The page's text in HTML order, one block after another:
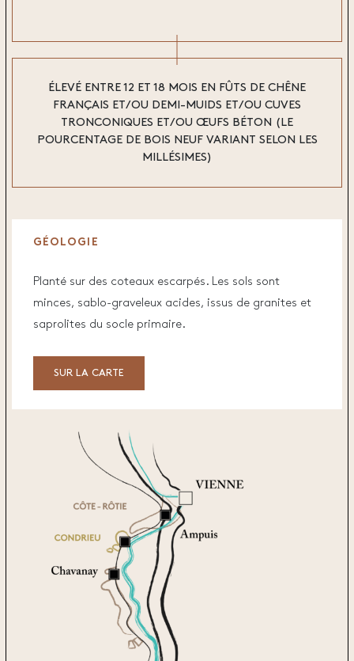
ÉLEVÉ ENTRE 12 ET 18 MOIS EN FÛTS DE CHÊNE
FRANÇAIS ET/OU DEMI-MUIDS ET/OU CUVES
TRONCONIQUES ET/OU ŒUFS BÉTON (LE
POURCENTAGE DE BOIS NEUF VARIANT SELON LES
MILLÉSIMES)
GÉOLOGIE
Planté sur des coteaux escarpés. Les sols sont
minces, sablo-graveleux acides, issus de granites et
saprolites du socle primaire.
SUR LA CARTE